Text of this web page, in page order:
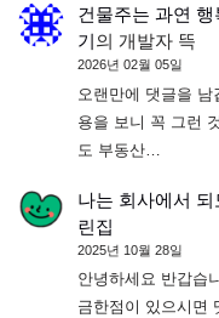
건물주는 과연 행
기 의 개발자 뜩
2026년 02월 05일
오랜만에 댓글을
용을 보니 꼭 그런
도 부동산…
나는 회사에서
린집
2025년 10월 28일
안녕하세요 반갑습
금한점이 있으시면